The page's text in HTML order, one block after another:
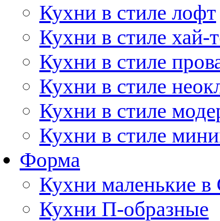
Кухни в стиле лофт
Кухни в стиле хай-
Кухни в стиле
Кухни в стиле
Кухни в стиле
Кухни в стиле
Форма
Кухни маленькие в
Кухни П-образные